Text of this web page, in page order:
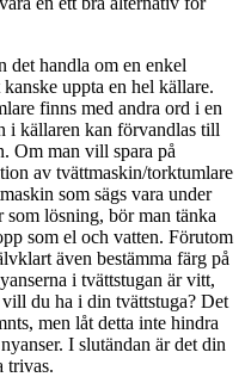
det handla om en enkel
uppta en hel källare.
finns med andra ord i en
i källaren kan förvandlas till
Om man vill spara på
av tvättmaskin/torktumlare
som sägs vara under
lösning, bör man tänka
som el och vatten. Förutom
även bestämma färg på
i tvättstugan är vitt,
du ha i din tvättstuga? Det
men låt detta inte hindra
I slutändan är det din
trivas.